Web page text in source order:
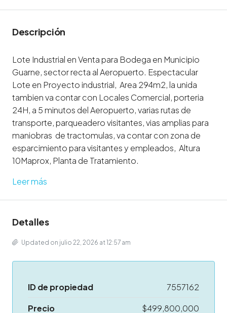
Descripción
Lote Industrial en Venta para Bodega en Municipio
Guarne, sector recta al Aeropuerto. Espectacular
Lote en Proyecto industrial, Area 294m2, la unida
tambien va contar con Locales Comercial, porteria
24H, a 5 minutos del Aeropuerto, varias rutas de
transporte, parqueadero visitantes, vias amplias para
maniobras de tractomulas, va contar con zona de
esparcimiento para visitantes y empleados, Altura
10Maprox, Planta de Tratamiento.
Leer más
Detalles
Updated on julio 22, 2026 at 12:57 am
ID de propiedad
7557162
Precio
$499,800,000